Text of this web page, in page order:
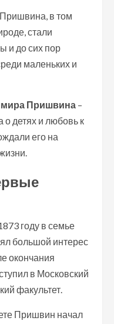
в том
стали
и до сих пор
маленьких и
Пришвина –
о детях и любовь к
его на
году в семье
большой интерес
окончания
в Московский
факультет.
Пришвин начал